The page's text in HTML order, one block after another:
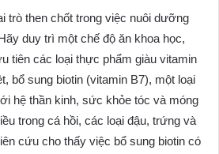
trò then chốt trong việc nuôi dưỡng
duy trì một chế độ ăn khoa học,
tiên các loại thực phẩm giàu vitamin
bổ sung biotin (vitamin B7), một loại
hệ thần kinh, sức khỏe tóc và móng
trong cá hồi, các loại đậu, trứng và
cứu cho thấy việc bổ sung biotin có